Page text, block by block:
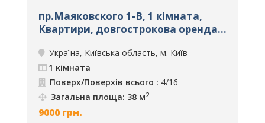
пр.Маяковского 1-В, 1 кімната,
Квартири, довгострокова оренда,
Україна, Київська область, м. Київ
1 кімната
Поверх/Поверхів всього : 4/16
Загальна площа: 38 м2
9000 грн.